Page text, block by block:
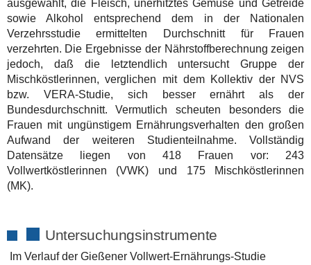
ausgewählt, die Fleisch, unerhitztes Gemüse und Getreide
sowie Alkohol entsprechend dem in der Nationalen
Verzehrsstudie ermittelten Durchschnitt für Frauen
verzehrten. Die Ergebnisse der Nährstoffberechnung zeigen
jedoch, daß die letztendlich untersucht Gruppe der
Mischköstlerinnen, verglichen mit dem Kollektiv der NVS
bzw. VERA-Studie, sich besser ernährt als der
Bundesdurchschnitt. Vermutlich scheuten besonders die
Frauen mit ungünstigem Ernährungsverhalten den großen
Aufwand der weiteren Studienteilnahme. Vollständig
Datensätze liegen von 418 Frauen vor: 243
Vollwertköstlerinnen (VWK) und 175 Mischköstlerinnen
(MK).
Untersuchungsinstrumente
Im Verlauf der Gießener Vollwert-Ernährungs-Studie